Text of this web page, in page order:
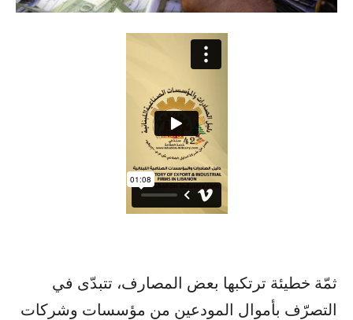
ثمّة خطيئة ترتكبها بعض المصارف، تتبدّى في
التصرّف بأموال المودعين من مؤسسات وشركات